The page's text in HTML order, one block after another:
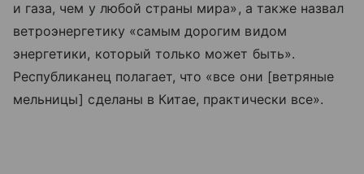
и газа, чем у любой страны мира», а также назвал
ветроэнергетику «самым дорогим видом
энергетики, который только может быть».
Республиканец полагает, что «все они [ветряные
мельницы] сделаны в Китае, практически все».